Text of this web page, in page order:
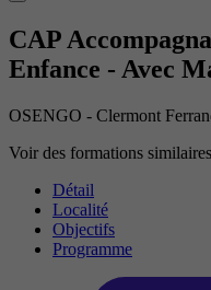
CAP
Enfance - Avec
OSENGO - Clermont
Voir des formations similaires
Détail
Localité
Objectifs
Programme